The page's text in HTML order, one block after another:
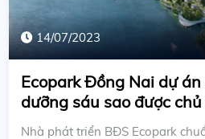
14/07/2023
Ecopark Đồng Nai dự
dưỡng sáu sao được
Ecopark ra mắt ở miền
Nhà phát triển BĐS Ecopark